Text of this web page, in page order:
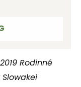
Rodinné